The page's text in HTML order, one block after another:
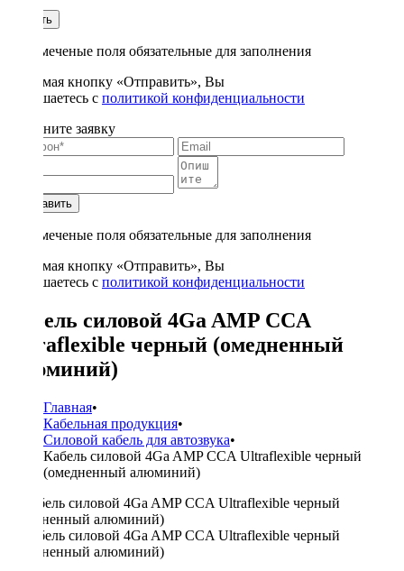
Купить
* - отмеченые поля обязательные для заполнения
Нажимая кнопку «Отправить», Вы
соглашаетесь с политикой конфиденциальности
Заполните заявку
Отправить
* - отмеченые поля обязательные для заполнения
Нажимая кнопку «Отправить», Вы
соглашаетесь с политикой конфиденциальности
Кабель силовой 4Ga AMP CCA
Ultraflexible черный (омедненный
алюминий)
Главная•
Кабельная продукция•
Силовой кабель для автозвука•
Кабель силовой 4Ga AMP CCA Ultraflexible черный
(омедненный алюминий)